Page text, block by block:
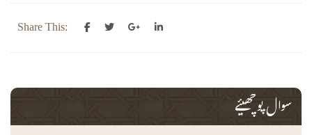
Share This:
سوال پوچھیئے